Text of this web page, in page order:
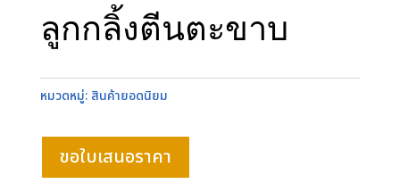
ลูกกลิ้งตีนตะขาบ
หมวดหมู่: สินค้ายอดนิยม
ขอใบเสนอราคา